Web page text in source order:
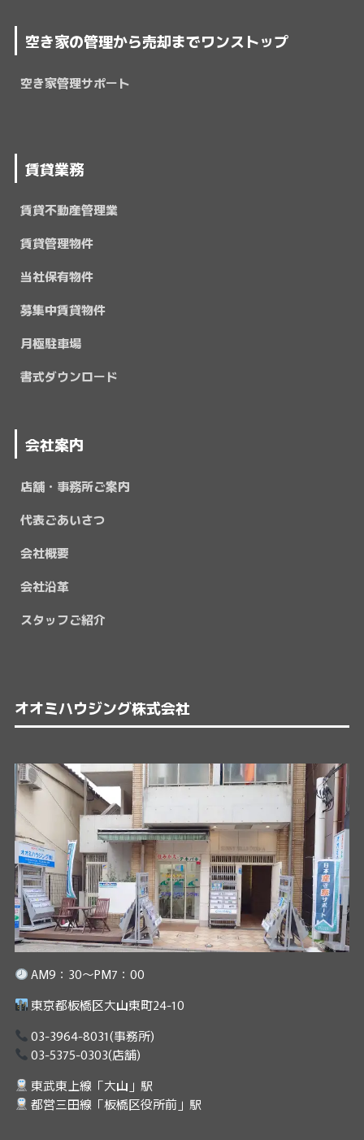
空き家の管理から売却までワンストップ
空き家管理サポート
賃貸業務
賃貸不動産管理業
賃貸管理物件
当社保有物件
募集中賃貸物件
月極駐車場
書式ダウンロード
会社案内
店舗・事務所ご案内
代表ごあいさつ
会社概要
会社沿革
スタッフご紹介
オオミハウジング株式会社
AM9：30～PM7：00
東京都板橋区大山東町24-10
03-3964-8031(事務所)
03-5375-0303(店舗)
東武東上線「大山」駅
都営三田線「板橋区役所前」駅